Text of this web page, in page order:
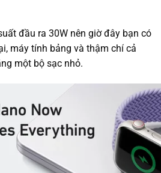
đầu ra 30W nên giờ đây bạn có
máy tính bảng và thậm chí cả
một bộ sạc nhỏ.